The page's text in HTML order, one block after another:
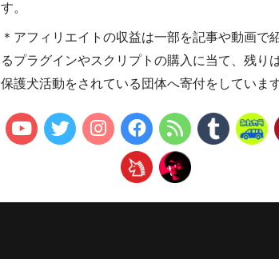
す。
＊アフィリエイトの収益は一部を記事や動画で
るプラグインやスクリプトの購入に当て、残り
保護犬活動をされている団体へ寄付をしていま